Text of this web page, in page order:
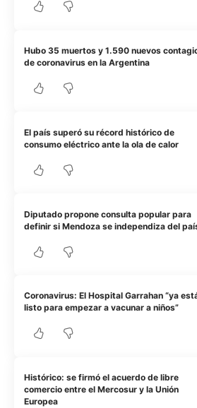
Hubo 35 muertos y 1.590 nuevos
de coronavirus en la Argentina
El país superó su récord histórico de
consumo eléctrico ante la ola de calor
Diputado propone consulta popular para
definir si Mendoza se independiza del
Coronavirus: El Hospital Garrahan “ya
listo para empezar a vacunar a niños”
Histórico: se firmó el acuerdo de libre
comercio entre el Mercosur y la Unión
Europea